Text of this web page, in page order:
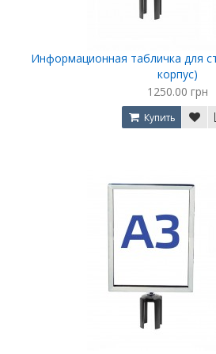
Информационная табличка для
корпус)
1250.00 грн
Купить